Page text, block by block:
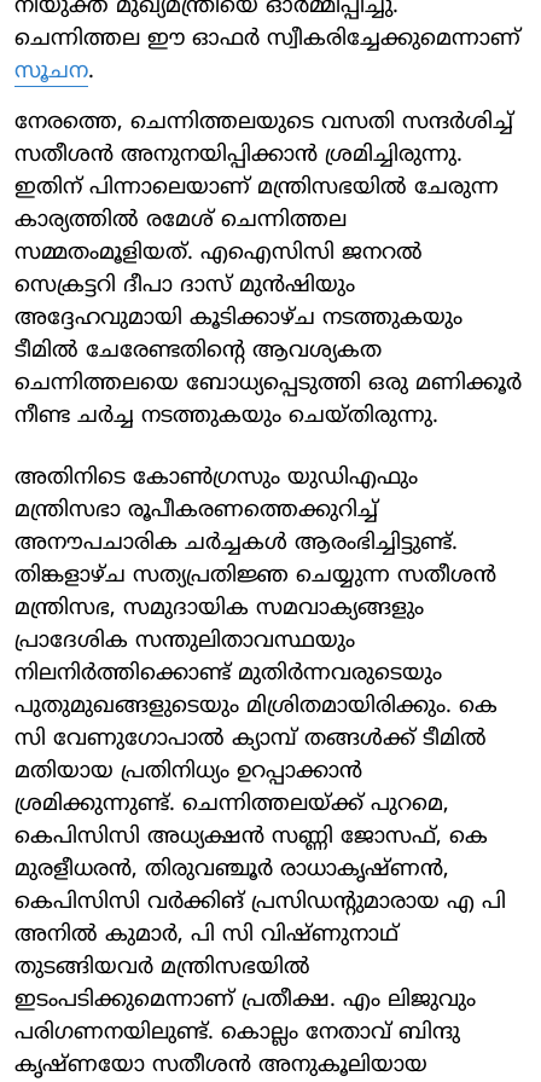
നിയുക്ത മുഖ്യമന്ത്രിയെ ഓര്‍മ്മിപ്പിച്ചു.
ചെന്നിത്തല ഈ ഓഫര്‍ സ്വീകരിച്ചേക്കുമെന്നാണ്
സൂചന.
നേരത്തെ, ചെന്നിത്തലയുടെ വസതി സന്ദര്‍ശിച്ച്
സതീശന്‍ അനുനയിപ്പിക്കാന്‍ ശ്രമിച്ചിരുന്നു.
ഇതിന് പിന്നാലെയാണ് മന്ത്രിസഭയില്‍ ചേരുന്ന
കാര്യത്തില്‍ രമേശ് ചെന്നിത്തല
സമ്മതംമൂളിയത്. എഐസിസി ജനറല്‍
സെക്രട്ടറി ദീപാ ദാസ് മുന്‍ഷിയും
അദ്ദേഹവുമായി കൂടിക്കാഴ്ച നടത്തുകയും
ടീമില്‍ ചേരേണ്ടതിന്റെ ആവശ്യകത
ചെന്നിത്തലയെ ബോധ്യപ്പെടുത്തി ഒരു മണിക്കൂര്‍
നീണ്ട ചര്‍ച്ച നടത്തുകയും ചെയ്തിരുന്നു.
അതിനിടെ കോണ്‍ഗ്രസും യുഡിഎഫും
മന്ത്രിസഭാ രൂപീകരണത്തെക്കുറിച്ച്
അനൗപചാരിക ചര്‍ച്ചകള്‍ ആരംഭിച്ചിട്ടുണ്ട്.
തിങ്കളാഴ്ച സത്യപ്രതിജ്ഞ ചെയ്യുന്ന സതീശന്‍
മന്ത്രിസഭ, സമുദായിക സമവാക്യങ്ങളും
പ്രാദേശിക സന്തുലിതാവസ്ഥയും
നിലനിര്‍ത്തിക്കൊണ്ട് മുതിര്‍ന്നവരുടെയും
പുതുമുഖങ്ങളുടെയും മിശ്രിതമായിരിക്കും. കെ
സി വേണുഗോപാല്‍ ക്യാമ്പ് തങ്ങള്‍ക്ക് ടീമില്‍
മതിയായ പ്രതിനിധ്യം ഉറപ്പാക്കാന്‍
ശ്രമിക്കുന്നുണ്ട്. ചെന്നിത്തലയ്ക്ക് പുറമെ,
കെപിസിസി അധ്യക്ഷന്‍ സണ്ണി ജോസഫ്, കെ
മുരളീധരന്‍, തിരുവഞ്ചൂര്‍ രാധാകൃഷ്ണന്‍,
കെപിസിസി വര്‍ക്കിങ് പ്രസിഡന്റുമാരായ എ പി
അനില്‍ കുമാര്‍, പി സി വിഷ്ണുനാഥ്
തുടങ്ങിയവര്‍ മന്ത്രിസഭയില്‍
ഇടംപടിക്കുമെന്നാണ് പ്രതീക്ഷ. എം ലിജുവും
പരിഗണനയിലുണ്ട്. കൊല്ലം നേതാവ് ബിന്ദു
കൃഷ്ണയോ സതീശന്‍ അനുകൂലിയായ